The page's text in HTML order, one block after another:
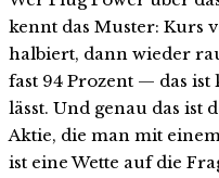
kennt das Muster: Kurs
halbiert, dann wieder
fast 94 Prozent — das ist
lässt. Und genau das ist
Aktie, die man mit
ist eine Wette auf die